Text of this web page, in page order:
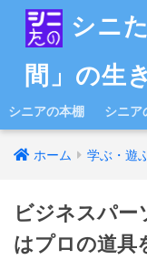
シニ
間」の生
シニアの本棚 シニア
ホーム 学ぶ・遊
ビジネスパー
はプロの道具